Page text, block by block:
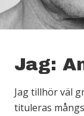
Jag:
Jag tillhör väl
tituleras